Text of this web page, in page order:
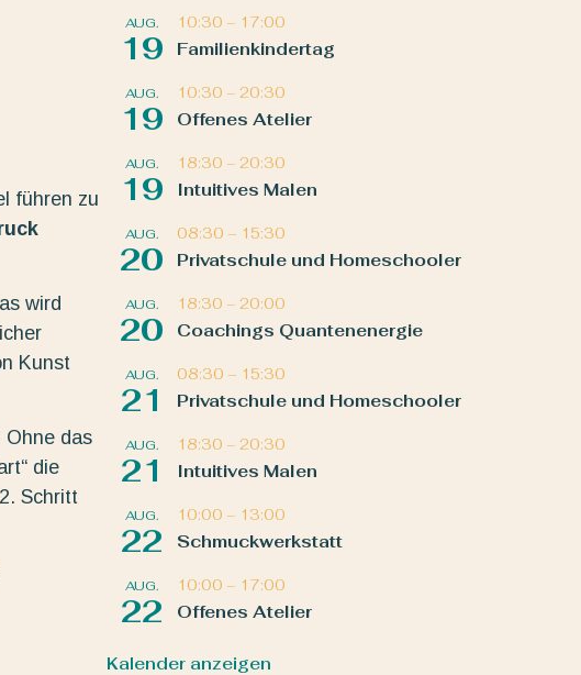
führen zu
wird
Kunst
Ohne das
die
Schritt
AUG.
19
10:30 – 17:00
Familienkindertag
AUG.
19
10:30 – 20:30
Offenes Atelier
AUG.
19
18:30 – 20:30
Intuitives Malen
AUG.
20
08:30 – 15:30
Privatschule und Homeschooler
AUG.
20
18:30 – 20:00
Coachings Quantenenergie
AUG.
21
08:30 – 15:30
Privatschule und Homeschooler
AUG.
21
18:30 – 20:30
Intuitives Malen
AUG.
22
10:00 – 13:00
Schmuckwerkstatt
AUG.
22
10:00 – 17:00
Offenes Atelier
Kalender anzeigen